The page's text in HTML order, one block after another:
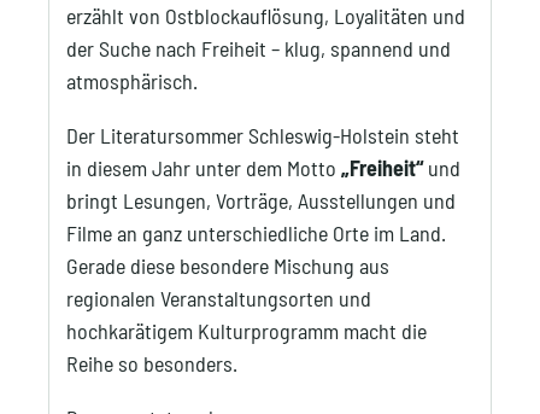
erzählt von Ostblockauflösung, Loyalitäten und
der Suche nach Freiheit – klug, spannend und
atmosphärisch.
Der Literatursommer Schleswig-Holstein steht
in diesem Jahr unter dem Motto „Freiheit“und
bringt Lesungen, Vorträge, Ausstellungen und
Filme an ganz unterschiedliche Orte im Land.
Gerade diese besondere Mischung aus
regionalen Veranstaltungsorten und
hochkarätigem Kulturprogramm macht die
Reihe so besonders.